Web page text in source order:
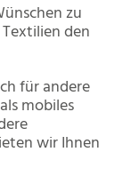
zu
den
für andere
mobiles
wir Ihnen